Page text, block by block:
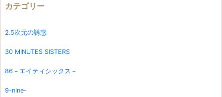
カテゴリー
2.5次元の誘惑
30 MINUTES SISTERS
86－エイティシックス－
9-nine-